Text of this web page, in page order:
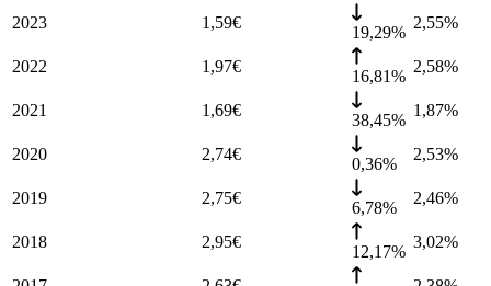
2023 1,59€
19,29%
2,55%
2022 1,97€
16,81%
2,58%
2021 1,69€
38,45%
1,87%
2020 2,74€
0,36%
2,53%
2019 2,75€
6,78%
2,46%
2018 2,95€
12,17%
3,02%